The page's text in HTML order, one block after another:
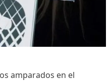
amparados en el